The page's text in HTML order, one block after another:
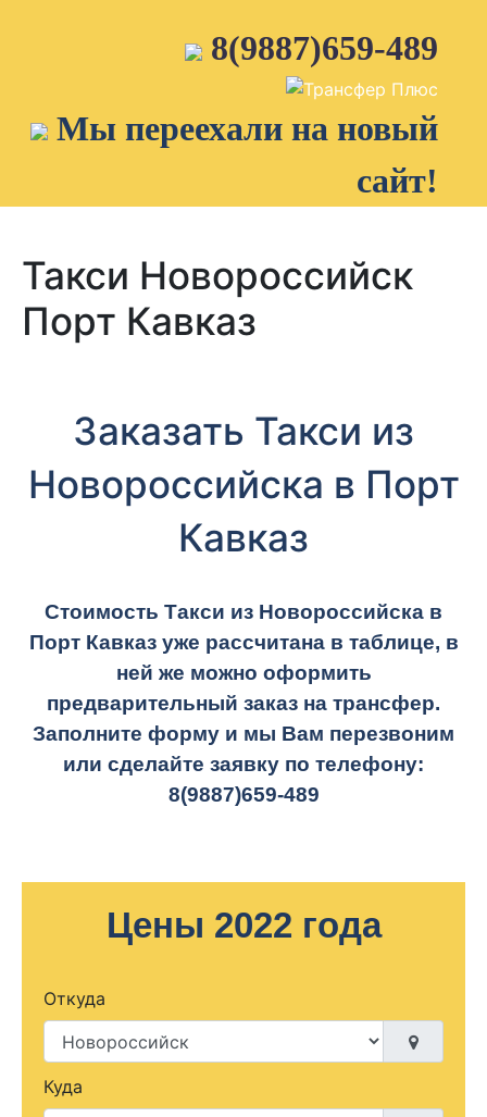
8(9887)659-489
Мы переехали на новый
сайт!
Такси Новороссийск
Порт Кавказ
Заказать Такси из
Новороссийска в Порт
Кавказ
Стоимость Такси из Новороссийска в
Порт Кавказ уже рассчитана в таблице, в
ней же можно оформить
предварительный заказ на трансфер.
Заполните форму и мы Вам перезвоним
или сделайте заявку по телефону:
8(9887)659-489
Цены 2022 года
Откуда
Куда